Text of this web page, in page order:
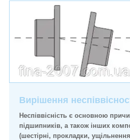
Вирішення
Неспіввісність є основною
підшипників, а також інших
(шестірні, прокладки,